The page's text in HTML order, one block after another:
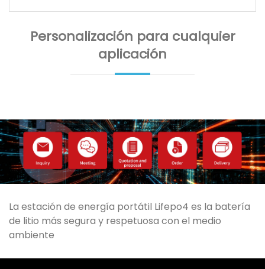
Personalización para cualquier
aplicación
La estación de energía portátil Lifepo4 es la batería
de litio más segura y respetuosa con el medio
ambiente